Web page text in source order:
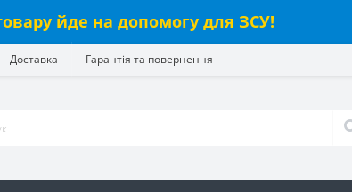
йде на допомогу для ЗСУ!
Доставка Гарантія та повернення